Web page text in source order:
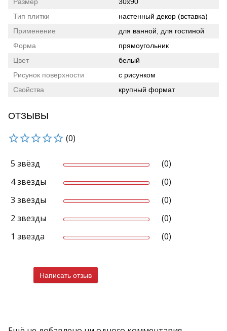
Тип плитки
настенный декор (вставка)
Применение
для ванной, для гостиной
Форма
прямоугольник
Цвет
белый
Рисунок поверхности
с рисунком
Свойства
крупный формат
ОТЗЫВЫ
(0)
5 звёзд
(0)
4 звезды
(0)
3 звезды
(0)
2 звезды
(0)
1 звезда
(0)
Написать отзыв